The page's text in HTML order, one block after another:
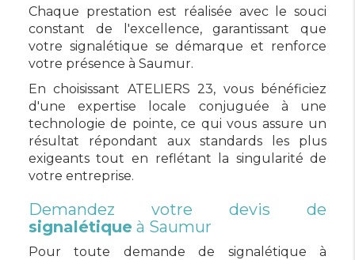
Chaque prestation est réalisée avec le souci
constant de l'excellence, garantissant que
votre signalétique se démarque et renforce
votre présence à Saumur.
En choisissant ATELIERS 23, vous bénéficiez
d'une expertise locale conjuguée à une
technologie de pointe, ce qui vous assure un
résultat répondant aux standards les plus
exigeants tout en reflétant la singularité de
votre entreprise.
Demandez votre devis de
signalétique à Saumur
Pour toute demande de signalétique à